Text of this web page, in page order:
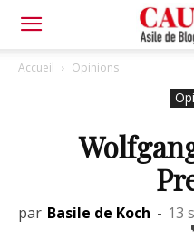
Asile
Accueil Opinions
par Basile de Koch - 13